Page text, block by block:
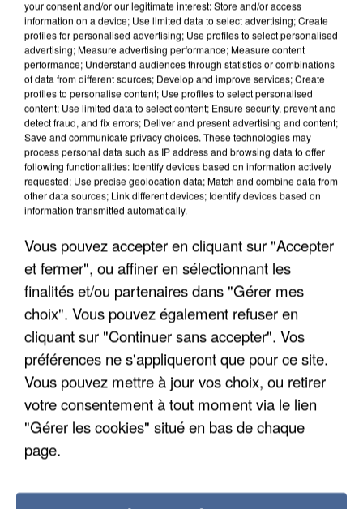
L’UN DES FONDATEURS SUPPOSÉS DE LA DZ
MAFIA INTERPELLÉ EN ALGÉRIE
your consent and/or our legitimate interest: Store and/or access
information on a device; Use limited data to select advertising; Create
profiles for personalised advertising; Use profiles to select personalised
advertising; Measure advertising performance; Measure content
performance; Understand audiences through statistics or combinations
of data from different sources; Develop and improve services; Create
profiles to personalise content; Use profiles to select personalised
content; Use limited data to select content; Ensure security, prevent and
detect fraud, and fix errors; Deliver and present advertising and content;
Save and communicate privacy choices. These technologies may
process personal data such as IP address and browsing data to offer
following functionalities: Identify devices based on information actively
requested; Use precise geolocation data; Match and combine data from
other data sources; Link different devices; Identify devices based on
information transmitted automatically.
Vous pouvez accepter en cliquant sur "Accepter
et fermer", ou affiner en sélectionnant les
finalités et/ou partenaires dans "Gérer mes
choix". Vous pouvez également refuser en
cliquant sur "Continuer sans accepter". Vos
préférences ne s'appliqueront que pour ce site.
Vous pouvez mettre à jour vos choix, ou retirer
votre consentement à tout moment via le lien
"Gérer les cookies" situé en bas de chaque
page.